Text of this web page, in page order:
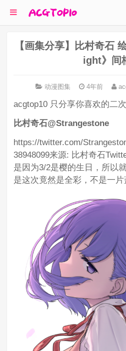
【画集分享】比村奇石
ight》间
动漫图集 4年前
acgtop10 只分享你喜欢的二
比村奇石@Strangestone
https://twitter.com/
38948099来源: 比村奇石
是因为3/2是樱的生日，所以
是这次竟然是全彩，不是一